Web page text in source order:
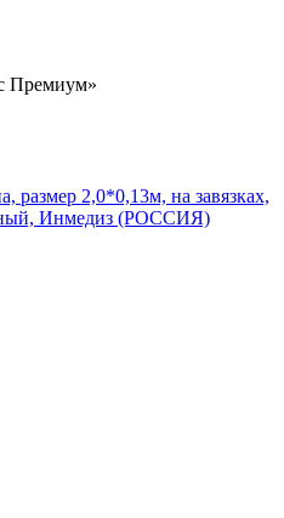
Премиум»
размер 2,0*0,13м, на завязках,
Инмедиз (РОССИЯ)